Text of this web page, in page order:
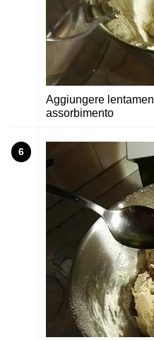
Aggiungere
assorbimento
6